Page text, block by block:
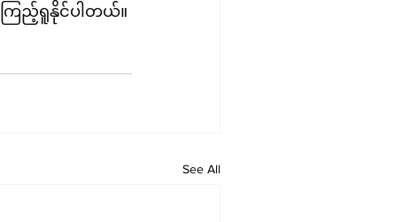
ကြည့်ရူနိုင်ပါတယ်။
See All